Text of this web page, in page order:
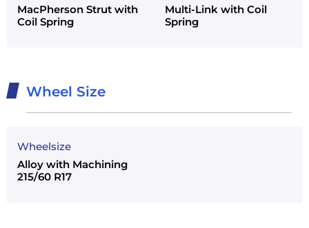
MacPherson Strut with
Coil Spring
Multi-Link with Coil
Spring
Wheel Size
Wheelsize
Alloy with Machining
215/60 R17